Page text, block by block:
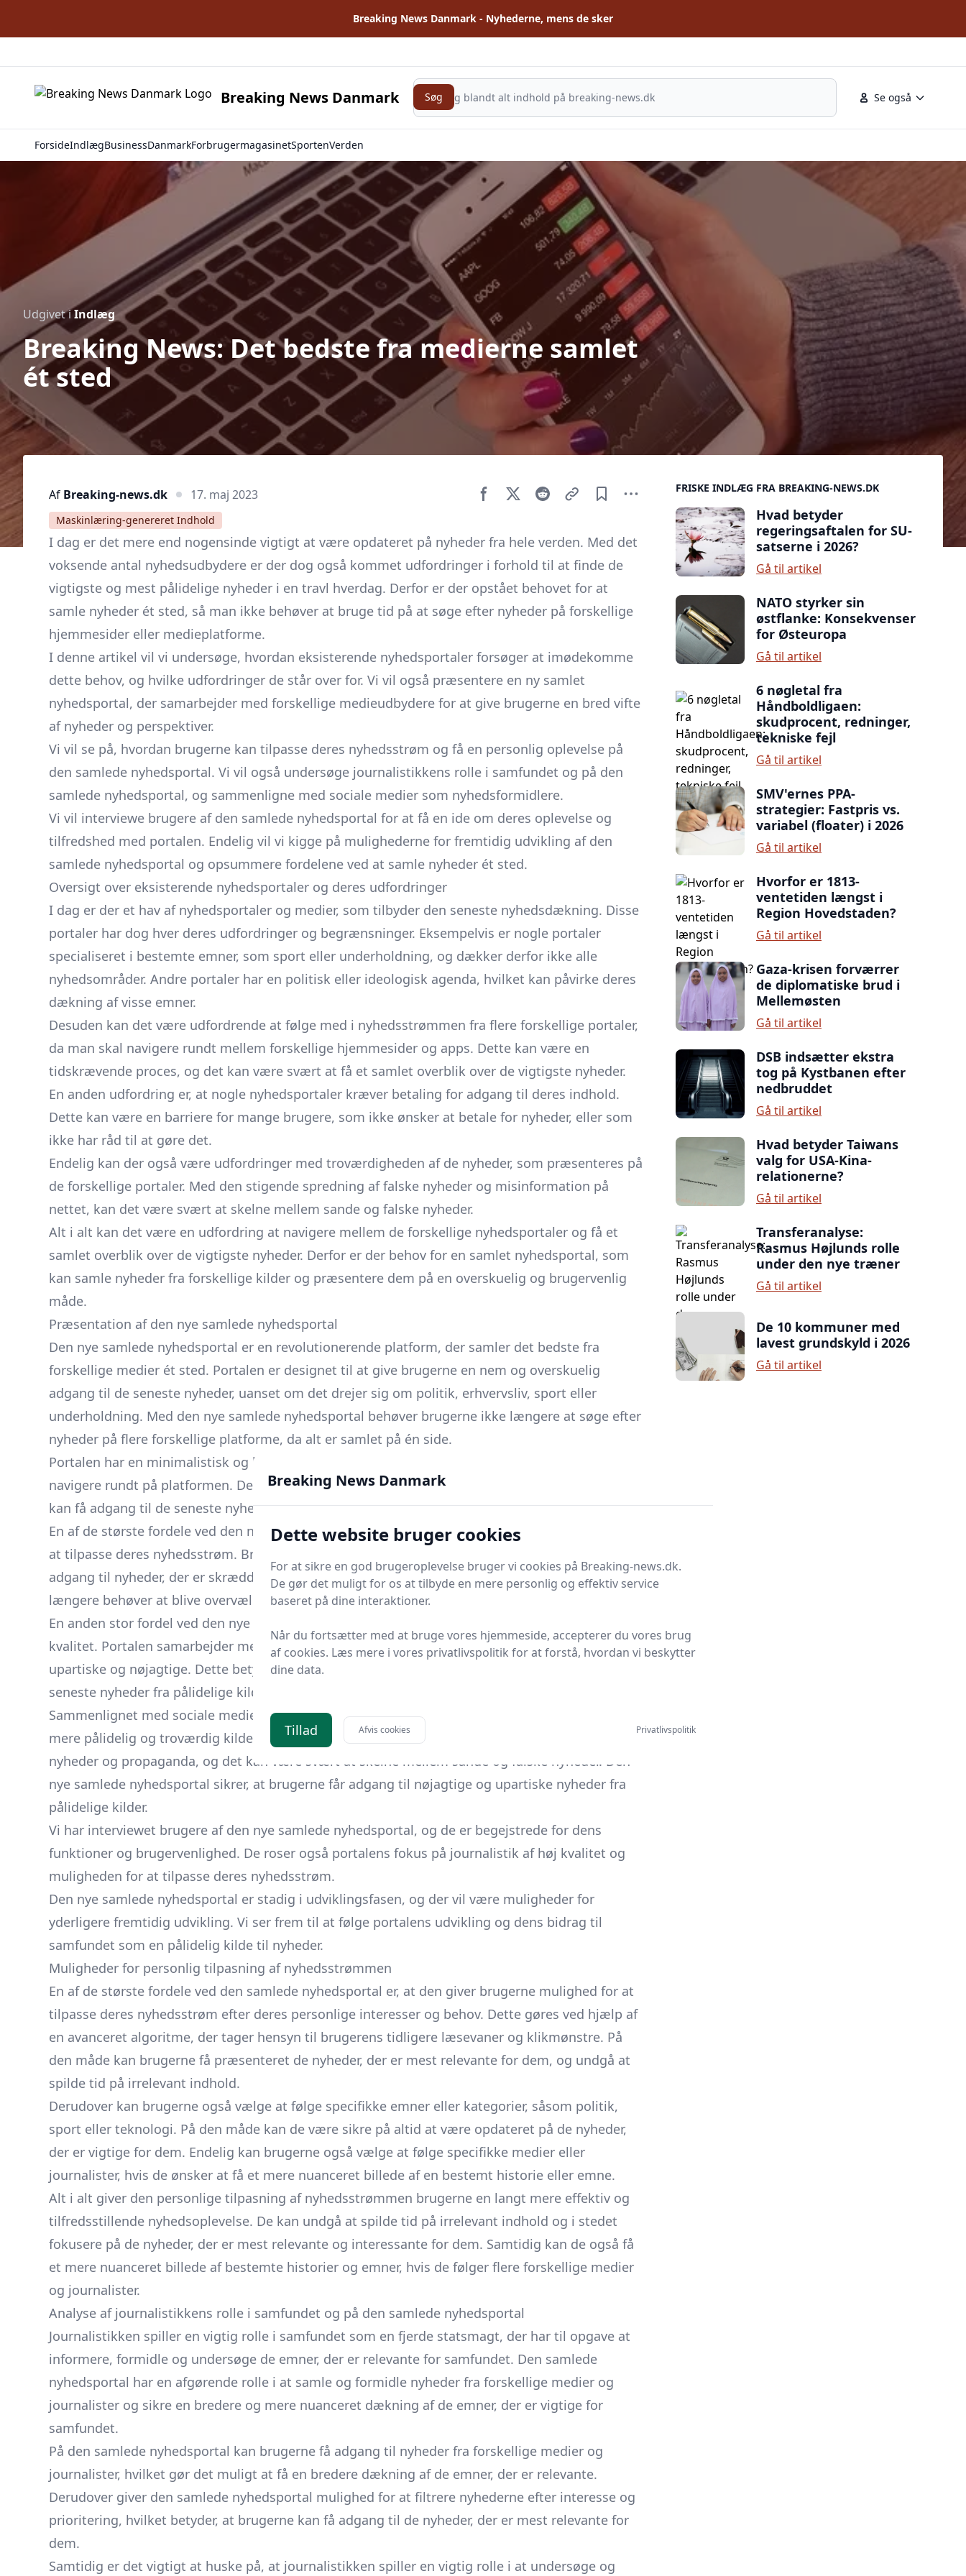
Breaking News Danmark - Nyhederne, mens de sker
Breaking News Danmark Se også
Søg
Søg
ForsideIndlægBusinessDanmarkForbrugermagasinetSportenVerden
Udgivet iIndlæg
Breaking News: Det bedste fra medierne samlet
ét sted
Af Breaking-news.dk 17. maj 2023
Maskinlæring-genereret Indhold
I dag er det mere end nogensinde vigtigt at være opdateret på nyheder fra hele verden. Med det
voksende antal nyhedsudbydere er der dog også kommet udfordringer i forhold til at finde de
vigtigste og mest pålidelige nyheder i en travl hverdag. Derfor er der opstået behovet for at
samle nyheder ét sted, så man ikke behøver at bruge tid på at søge efter nyheder på forskellige
hjemmesider eller medieplatforme.
I denne artikel vil vi undersøge, hvordan eksisterende nyhedsportaler forsøger at imødekomme
dette behov, og hvilke udfordringer de står over for. Vi vil også præsentere en ny samlet
nyhedsportal, der samarbejder med forskellige medieudbydere for at give brugerne en bred vifte
af nyheder og perspektiver.
Vi vil se på, hvordan brugerne kan tilpasse deres nyhedsstrøm og få en personlig oplevelse på
den samlede nyhedsportal. Vi vil også undersøge journalistikkens rolle i samfundet og på den
samlede nyhedsportal, og sammenligne med sociale medier som nyhedsformidlere.
Vi vil interviewe brugere af den samlede nyhedsportal for at få en ide om deres oplevelse og
tilfredshed med portalen. Endelig vil vi kigge på mulighederne for fremtidig udvikling af den
samlede nyhedsportal og opsummere fordelene ved at samle nyheder ét sted.
Oversigt over eksisterende nyhedsportaler og deres udfordringer
I dag er der et hav af nyhedsportaler og medier, som tilbyder den seneste nyhedsdækning. Disse
portaler har dog hver deres udfordringer og begrænsninger. Eksempelvis er nogle portaler
specialiseret i bestemte emner, som sport eller underholdning, og dækker derfor ikke alle
nyhedsområder. Andre portaler har en politisk eller ideologisk agenda, hvilket kan påvirke deres
dækning af visse emner.
Desuden kan det være udfordrende at følge med i nyhedsstrømmen fra flere forskellige portaler,
da man skal navigere rundt mellem forskellige hjemmesider og apps. Dette kan være en
tidskrævende proces, og det kan være svært at få et samlet overblik over de vigtigste nyheder.
En anden udfordring er, at nogle nyhedsportaler kræver betaling for adgang til deres indhold.
Dette kan være en barriere for mange brugere, som ikke ønsker at betale for nyheder, eller som
ikke har råd til at gøre det.
Endelig kan der også være udfordringer med troværdigheden af de nyheder, som præsenteres på
de forskellige portaler. Med den stigende spredning af falske nyheder og misinformation på
nettet, kan det være svært at skelne mellem sande og falske nyheder.
Alt i alt kan det være en udfordring at navigere mellem de forskellige nyhedsportaler og få et
samlet overblik over de vigtigste nyheder. Derfor er der behov for en samlet nyhedsportal, som
kan samle nyheder fra forskellige kilder og præsentere dem på en overskuelig og brugervenlig
måde.
Præsentation af den nye samlede nyhedsportal
Den nye samlede nyhedsportal er en revolutionerende platform, der samler det bedste fra
forskellige medier ét sted. Portalen er designet til at give brugerne en nem og overskuelig
adgang til de seneste nyheder, uanset om det drejer sig om politik, erhvervsliv, sport eller
underholdning. Med den nye samlede nyhedsportal behøver brugerne ikke længere at søge efter
nyheder på flere forskellige platforme, da alt er samlet på én side.
Portalen har en minimalistisk og brugervenlig grænseflade, der gør det nemt for brugerne at
navigere rundt på platformen. Den er også designet til at være hurtig og responsiv, så brugerne
kan få adgang til de seneste nyheder på deres mobile enheder, uanset hvor de befinder sig.
En af de største fordele ved den nye samlede nyhedsportal er, at den giver brugerne mulighed for
at tilpasse deres nyhedsstrøm. Brugerne kan vælge de emner, der interesserer dem mest, og få
adgang til nyheder, der er skræddersyet til deres præferencer. Dette betyder, at brugerne ikke
længere behøver at blive overvældet af en strøm af nyheder, der ikke er relevante for dem.
En anden stor fordel ved den nye samlede nyhedsportal er dens fokus på journalistik af høj
kvalitet. Portalen samarbejder med de bedste medier og journalister for at sikre, at nyhederne er
upartiske og nøjagtige. Dette betyder, at brugerne kan være sikre på, at de får adgang til de
seneste nyheder fra pålidelige kilder.
Sammenlignet med sociale medier som nyhedsformidlere er den nye samlede nyhedsportal en
mere pålidelig og troværdig kilde til nyheder. Sociale medier er kendt for at sprede falske
nyheder og propaganda, og det kan være svært at skelne mellem sande og falske nyheder. Den
nye samlede nyhedsportal sikrer, at brugerne får adgang til nøjagtige og upartiske nyheder fra
pålidelige kilder.
Vi har interviewet brugere af den nye samlede nyhedsportal, og de er begejstrede for dens
funktioner og brugervenlighed. De roser også portalens fokus på journalistik af høj kvalitet og
muligheden for at tilpasse deres nyhedsstrøm.
Den nye samlede nyhedsportal er stadig i udviklingsfasen, og der vil være muligheder for
yderligere fremtidig udvikling. Vi ser frem til at følge portalens udvikling og dens bidrag til
samfundet som en pålidelig kilde til nyheder.
Muligheder for personlig tilpasning af nyhedsstrømmen
En af de største fordele ved den samlede nyhedsportal er, at den giver brugerne mulighed for at
tilpasse deres nyhedsstrøm efter deres personlige interesser og behov. Dette gøres ved hjælp af
en avanceret algoritme, der tager hensyn til brugerens tidligere læsevaner og klikmønstre. På
den måde kan brugerne få præsenteret de nyheder, der er mest relevante for dem, og undgå at
spilde tid på irrelevant indhold.
Derudover kan brugerne også vælge at følge specifikke emner eller kategorier, såsom politik,
sport eller teknologi. På den måde kan de være sikre på altid at være opdateret på de nyheder,
der er vigtige for dem. Endelig kan brugerne også vælge at følge specifikke medier eller
journalister, hvis de ønsker at få et mere nuanceret billede af en bestemt historie eller emne.
Alt i alt giver den personlige tilpasning af nyhedsstrømmen brugerne en langt mere effektiv og
tilfredsstillende nyhedsoplevelse. De kan undgå at spilde tid på irrelevant indhold og i stedet
fokusere på de nyheder, der er mest relevante og interessante for dem. Samtidig kan de også få
et mere nuanceret billede af bestemte historier og emner, hvis de følger flere forskellige medier
og journalister.
Analyse af journalistikkens rolle i samfundet og på den samlede nyhedsportal
Journalistikken spiller en vigtig rolle i samfundet som en fjerde statsmagt, der har til opgave at
informere, formidle og undersøge de emner, der er relevante for samfundet. Den samlede
nyhedsportal har en afgørende rolle i at samle og formidle nyheder fra forskellige medier og
journalister og sikre en bredere og mere nuanceret dækning af de emner, der er vigtige for
samfundet.
På den samlede nyhedsportal kan brugerne få adgang til nyheder fra forskellige medier og
journalister, hvilket gør det muligt at få en bredere dækning af de emner, der er relevante.
Derudover giver den samlede nyhedsportal mulighed for at filtrere nyhederne efter interesse og
prioritering, hvilket betyder, at brugerne kan få adgang til de nyheder, der er mest relevante for
dem.
Samtidig er det vigtigt at huske på, at journalistikken spiller en vigtig rolle i at undersøge og
Sidebar
FRISKE INDLÆG FRA BREAKING-NEWS.DK
Hvad betyder
regeringsaftalen for SU-
satserne i 2026?
Gå til artikel
NATO styrker sin
østflanke: Konsekvenser
for Østeuropa
Gå til artikel
6 nøgletal fra
Håndboldligaen:
skudprocent, redninger,
tekniske fejl
Gå til artikel
SMV'ernes PPA-
strategier: Fastpris vs.
variabel (floater) i 2026
Gå til artikel
Hvorfor er 1813-
ventetiden længst i
Region Hovedstaden?
Gå til artikel
Gaza-krisen forværrer
de diplomatiske brud i
Mellemøsten
Gå til artikel
DSB indsætter ekstra
tog på Kystbanen efter
nedbruddet
Gå til artikel
Hvad betyder Taiwans
valg for USA-Kina-
relationerne?
Gå til artikel
Transferanalyse:
Rasmus Højlunds rolle
under den nye træner
Gå til artikel
De 10 kommuner med
lavest grundskyld i 2026
Gå til artikel
Breaking News Danmark
Dette website bruger cookies
For at sikre en god brugeroplevelse bruger vi cookies på Breaking-news.dk.
De gør det muligt for os at tilbyde en mere personlig og effektiv service
baseret på dine interaktioner.
Når du fortsætter med at bruge vores hjemmeside, accepterer du vores brug
af cookies. Læs mere i vores privatlivspolitik for at forstå, hvordan vi beskytter
dine data.
Tillad Afvis cookies Privatlivspolitik